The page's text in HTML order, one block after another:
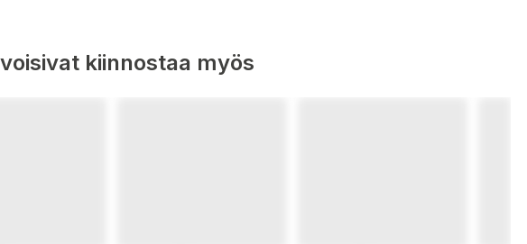
kiinnostaa myös